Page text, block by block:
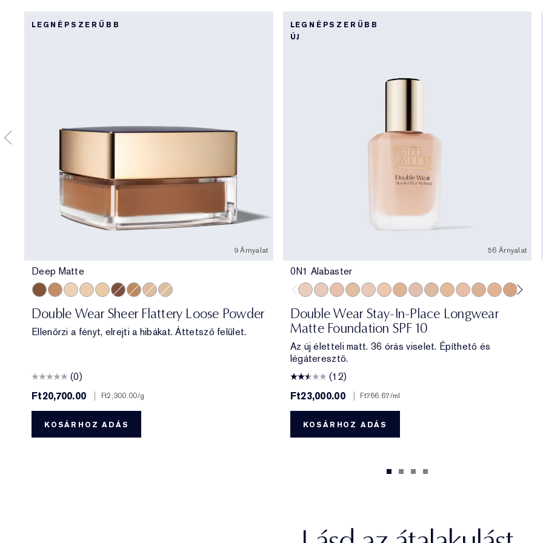
LEGNÉPSZERŰBB
9 Árnyalat
Deep Matte
Double Wear Sheer Flattery Loose Powder
Ellenőrzi a fényt, elrejti a hibákat. Áttetsző felület.
(0)
Ft20,700.00
| Ft2,300.00/g
KOSÁRHOZ ADÁS
LEGNÉPSZERŰBB
ÚJ
56 Árnyalat
0N1 Alabaster
Double Wear Stay-In-Place Longwear
Matte Foundation SPF 10
Az új életteli matt. 36 órás viselet. Építhető és
légáteresztő.
(12)
Ft23,000.00
| Ft766.67/ml
KOSÁRHOZ ADÁS